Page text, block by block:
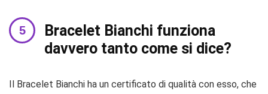
Bracelet Bianchi funziona
davvero tanto come si dice?
Il Bracelet Bianchi ha un certificato di qualità con esso, che